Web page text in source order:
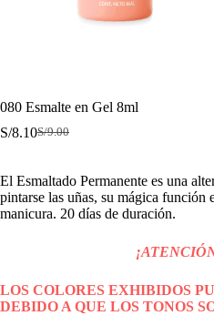
080 Esmalte en Gel 8ml
S/9.00
El
era:
S/9.00.
S/8.10El
es:
S/8.10.
El Esmaltado Permanente es una
pintarse las uñas, su mágica función
manicura. 20 días de duración.
LOS COLORES EXHIBIDOS
DEBIDO A QUE LOS TONOS